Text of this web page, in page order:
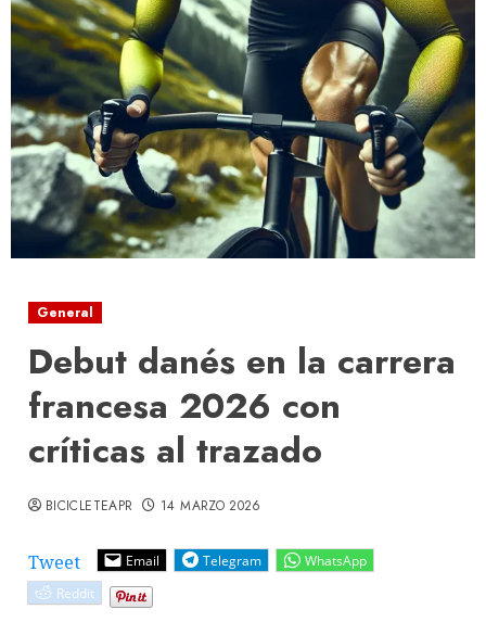
General
Debut danés en la carrera
francesa 2026 con
críticas al trazado
Tweet Email Telegram
WhatsApp
Reddit
BICICLETEAPR 14 MARZO 2026